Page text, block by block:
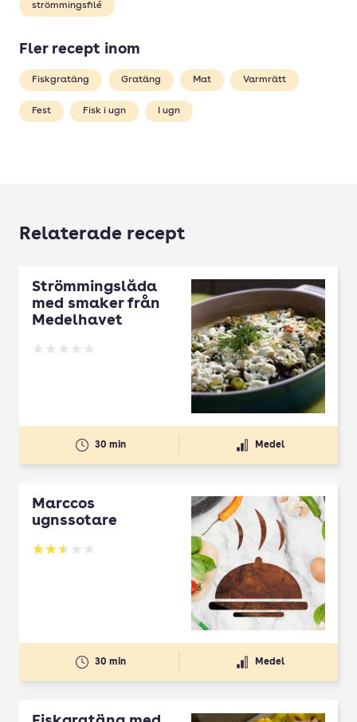
strömmingsfilé
Fler recept inom
Fiskgratäng Gratäng Mat Varmrätt
Fest Fisk i ugn I ugn
Relaterade recept
Strömmingslåda
med smaker från
Medelhavet
Betyg: 0 av 5
30 min Medel
Marccos
ugnssotare
Betyg: 2.5 av 5
30 min Medel